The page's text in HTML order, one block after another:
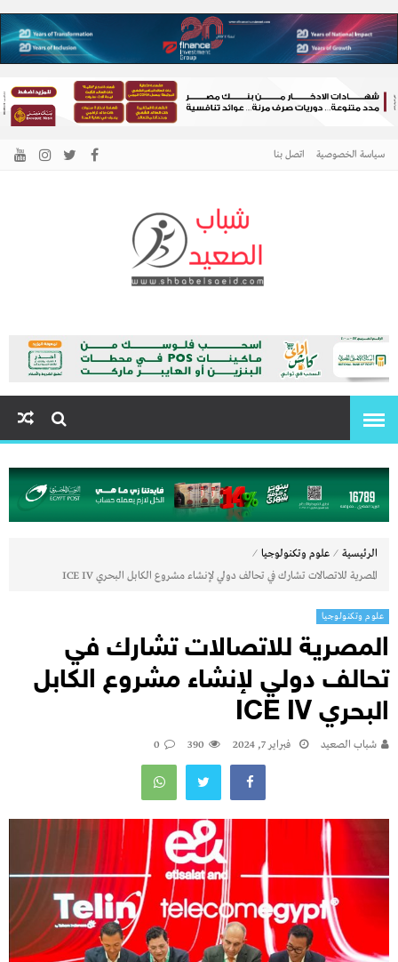
سياسة الخصوصية اتصل بنا
شباب الصعيد
الرئيسية ⁄ علوم وتكنولوجيا ⁄
المصرية للاتصالات تشارك في تحالف دولي لإنشاء مشروع الكابل البحري ICE IV
علوم وتكنولوجيا
المصرية للاتصالات تشارك في
تحالف دولي لإنشاء مشروع الكابل
البحري ICE IV
شباب الصعيد فبراير 7, 2024 390
0